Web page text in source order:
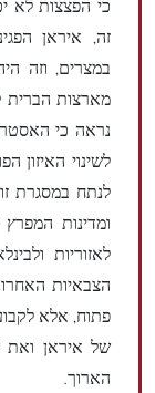
כי הפצצות לא
זה, איראן
במצרים, וזה
מארצות הברית
נראה כי
לשינוי האיזון
לנתח במסגרת
ומדינות המפרץ
לאזוריות
הצבאיות
פתוח, אלא
של איראן ואת
הארוך.